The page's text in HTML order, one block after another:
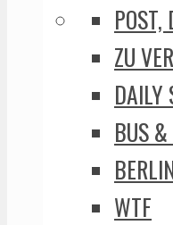
ZU
DAILY
BUS
WTF